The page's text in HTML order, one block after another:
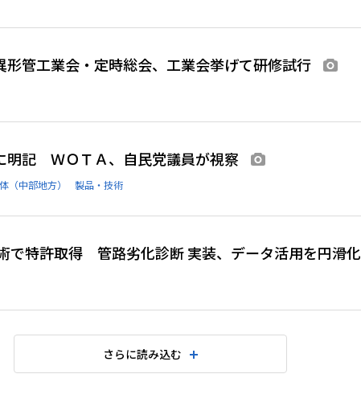
管工業会・定時総会、工業会挙げて研修試行
明記 ＷＯＴＡ、自民党議員が視察
（中部地方） 製品・技術
で特許取得 管路劣化診断 実装、データ活用を円滑化
さらに読み込む